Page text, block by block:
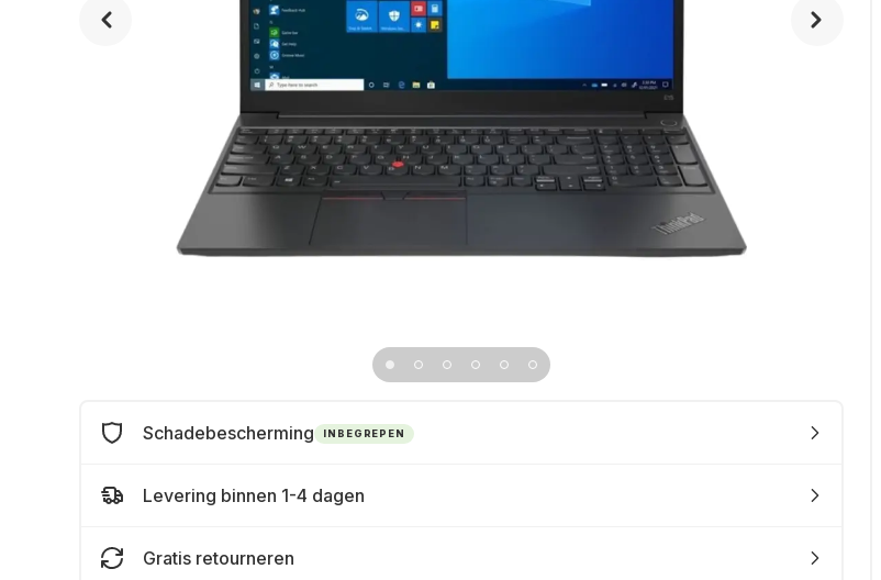
Schadebescherming INBEGREPEN
Levering binnen 1-4 dagen
Gratis retourneren